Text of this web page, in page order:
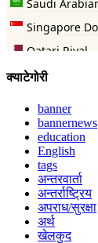
क्याटेगोरी
banner
bannernews
education
English
tags
अन्तरवार्ता
अन्तर्राष्ट्रिय
अपराध/सुरक्षा
अर्थ
खेलकुद